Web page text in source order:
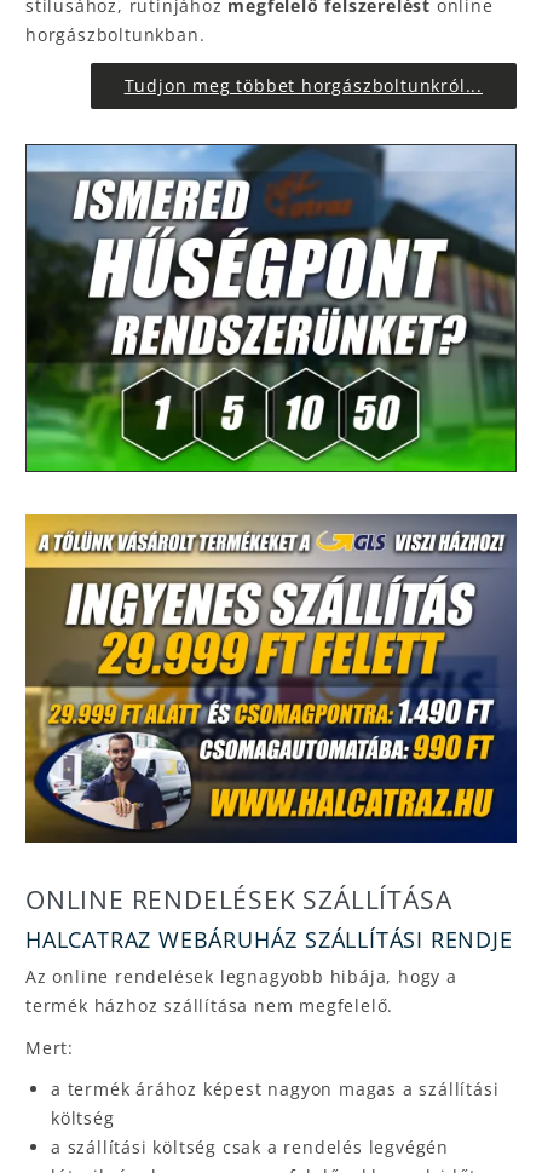
stílusához, rutinjához megfelelő felszerelést online
horgászboltunkban.
Tudjon meg többet horgászboltunkról...
ONLINE RENDELÉSEK SZÁLLÍTÁSA
HALCATRAZ WEBÁRUHÁZ SZÁLLÍTÁSI RENDJE
Az online rendelések legnagyobb hibája, hogy a
termék házhoz szállítása nem megfelelő.
Mert:
a termék árához képest nagyon magas a szállítási
költség
a szállítási költség csak a rendelés legvégén